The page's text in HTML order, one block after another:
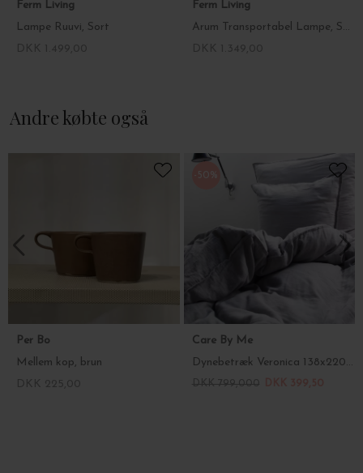
Ferm Living
Lampe Ruuvi, Sort
Ferm Living
Arum Transportabel Lampe, Sort
Andre købte også
Per Bo
Mellem kop, brun
-50%
Care By Me
Dynebetræk Veronica 138x220, kun 1 stk. på lager